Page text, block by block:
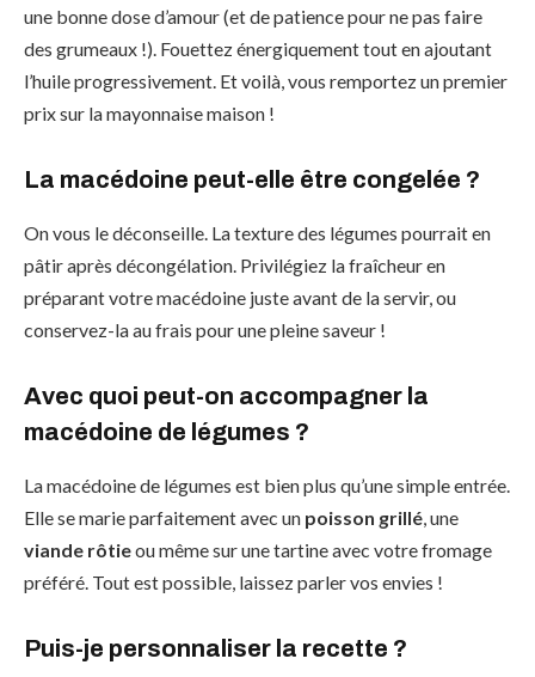
une bonne dose d’amour (et de patience pour ne pas faire
des grumeaux !). Fouettez énergiquement tout en ajoutant
l’huile progressivement. Et voilà, vous remportez un premier
prix sur la mayonnaise maison !
La macédoine peut-elle être congelée ?
On vous le déconseille. La texture des légumes pourrait en
pâtir après décongélation. Privilégiez la fraîcheur en
préparant votre macédoine juste avant de la servir, ou
conservez-la au frais pour une pleine saveur !
Avec quoi peut-on accompagner la
macédoine de légumes ?
La macédoine de légumes est bien plus qu’une simple entrée.
Elle se marie parfaitement avec un poisson grillé , une
viande rôtieou même sur une tartine avec votre fromage
préféré. Tout est possible, laissez parler vos envies !
Puis-je personnaliser la recette ?